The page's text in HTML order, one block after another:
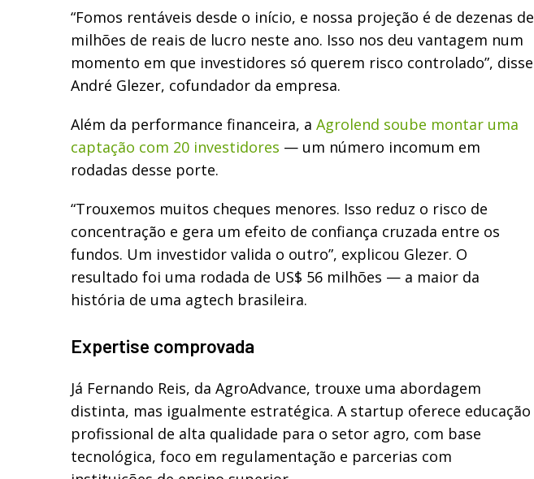
“Fomos rentáveis desde o início, e nossa projeção é de dezenas de
milhões de reais de lucro neste ano. Isso nos deu vantagem num
momento em que investidores só querem risco controlado”, disse
André Glezer, cofundador da empresa.
Além da performance financeira, a Agrolend soube montar uma
captação com 20 investidores — um número incomum em
rodadas desse porte.
“Trouxemos muitos cheques menores. Isso reduz o risco de
concentração e gera um efeito de confiança cruzada entre os
fundos. Um investidor valida o outro”, explicou Glezer. O
resultado foi uma rodada de US$ 56 milhões — a maior da
história de uma agtech brasileira.
Expertise comprovada
Já Fernando Reis, da AgroAdvance, trouxe uma abordagem
distinta, mas igualmente estratégica. A startup oferece educação
profissional de alta qualidade para o setor agro, com base
tecnológica, foco em regulamentação e parcerias com